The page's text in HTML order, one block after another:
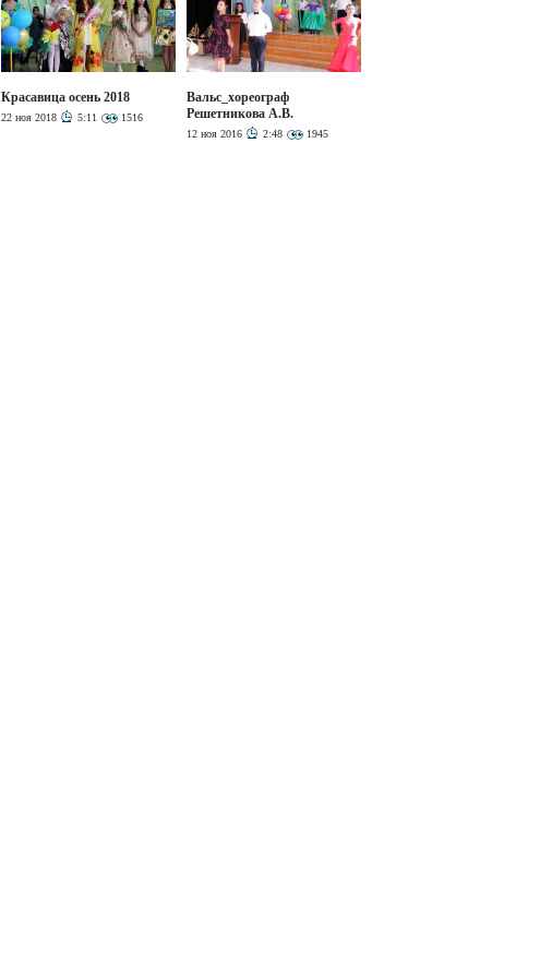
Красавица осень 2018
22 ноя 2018 5:11 1516
Вальс_хореограф
Решетникова А.В.
12 ноя 2016 2:48 1945